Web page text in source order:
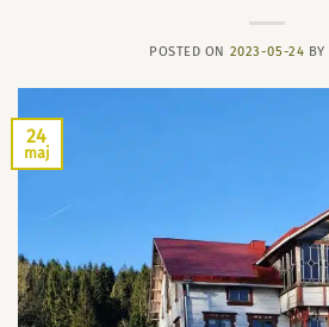
POSTED ON 2023-05-24 BY
24
maj